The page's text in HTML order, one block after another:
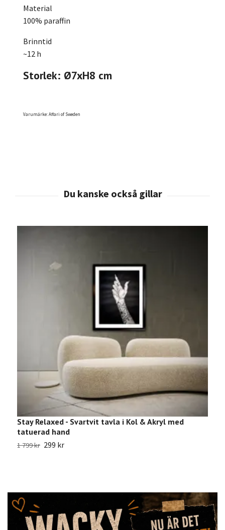
Material
100% paraffin
Brinntid
~12 h
Storlek: Ø7xH8 cm
Varumärke: Affari of Sweden
Stay Relaxed - Svartvit tavla i Kol & Akryl med
tatuerad hand
1 799 kr 299 kr